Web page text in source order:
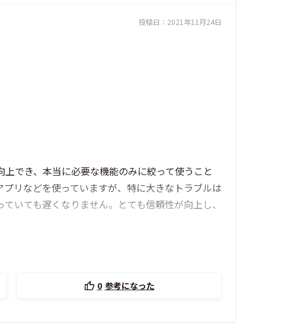
投稿日： 2021年11月24日
でき、本当に必要な機能のみに絞って使うこと
リなどを使っていますが、特に大きなトラブルは
いても遅くなりません。とても信頼性が向上し、
0 参考になった